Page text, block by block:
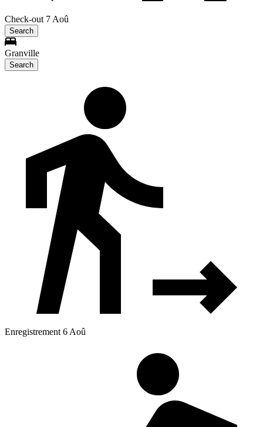
Check-out 7 Aoû
Search
Granville
Search
Enregistrement 6 Aoû